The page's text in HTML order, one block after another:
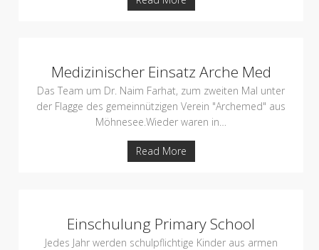
Medizinischer Einsatz Arche Med
Das Team um Dr. Naim Farhat, zum zweiten Mal unter
der Flagge des gemeinnützigen Verein "Archemed" aus
Möhnesee.Wieder waren in…
Read More
Einschulung Primary School
Jedes Jahr werden schulpflichtige Kinder aus armen